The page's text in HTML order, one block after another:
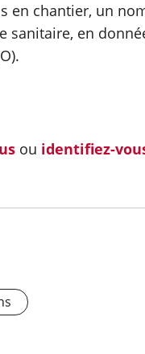
en chantier, un
sanitaire, en
ou identifiez-